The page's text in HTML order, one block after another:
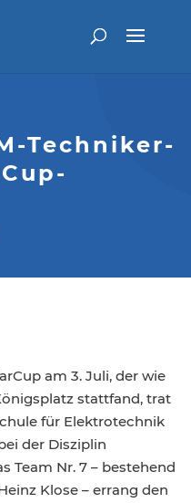
Techniker-
am 3. Juli, der wie
stattfand, trat
für Elektrotechnik
der Disziplin
Team Nr. 7 – bestehend
Klose – errang den